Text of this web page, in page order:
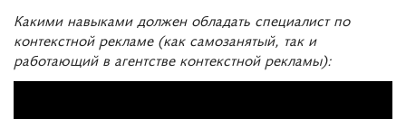
Какими навыками должен обладать специалист по
контекстной рекламе (как самозанятый, так и
работающий в агентстве контекстной рекламы):